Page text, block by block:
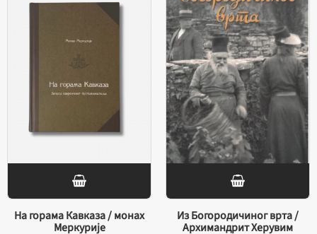
На горама Кавказа / монах
Меркурије
Из Богородичиног врта /
Архимандрит Херувим